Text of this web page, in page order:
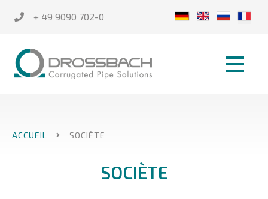
+ 49 9090 702-0
ACCUEIL SOCIÈTE
SOCIÈTE